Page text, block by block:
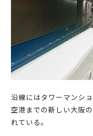
沿線にはタワーマンシ
空港までの新しい大阪
れている。